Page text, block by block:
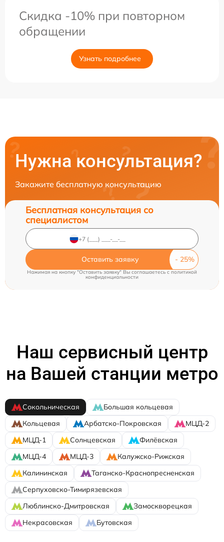
Скидка -10% при повторном
обращении
Узнать подробнее
Нужна консультация?
Закажите бесплатную консультацию
Бесплатная консультация со
специалистом
Оставить заявку
Нажимая на кнопку "Оставить заявку" Вы соглашаетесь cполитикой
конфиденциальности
Наш сервисный центр
на Вашей станции метро
Сокольническая
Большая кольцевая
Кольцевая
Арбатско-Покровская
МЦД-2
МЦД-1
Солнцевская
Филёвская
МЦД-4
МЦД-3
Калужско-Рижская
Калининская
Таганско-Краснопресненская
Серпуховско-Тимирязевская
Люблинско-Дмитровская
Замоскворецкая
Некрасовская
Бутовская